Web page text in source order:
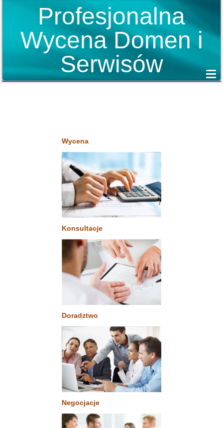
Profesjonalna
Wycena Domen i
Serwisów
Wycena
Konsultacje
Doradztwo
Negocjacje